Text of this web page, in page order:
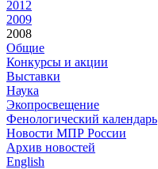
2012
2009
2008
Общие
Конкурсы и акции
Выставки
Наука
Экопросвещение
Фенологический календарь
Новости МПР России
Архив новостей
English